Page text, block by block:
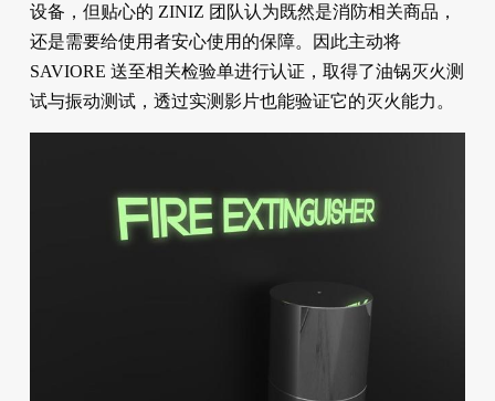
设备，但贴心的 ZINIZ 团队认为既然是消防相关商品，
还是需要给使用者安心使用的保障。因此主动将
SAVIORE 送至相关检验单进行认证，取得了油锅灭火测
试与振动测试，透过实测影片也能验证它的灭火能力。